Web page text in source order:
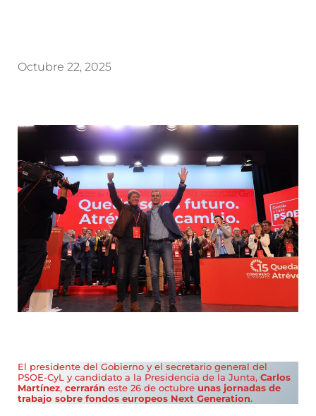
Octubre 22, 2025
El presidente del Gobierno y el secretario general del
PSOE-CyL y candidato a la Presidencia de la Junta, Carlos
Martínez, cerrarán este 26 de octubre unas jornadas de
trabajo sobre fondos europeos Next Generation.